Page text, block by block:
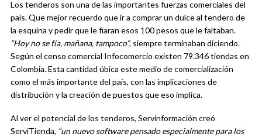
Los tenderos son una de las importantes fuerzas comerciales del
país. Que mejor recuerdo que ir a comprar un dulce al tendero de
la esquina y pedir que le fiaran esos 100 pesos que le faltaban.
“Hoy no se fía, mañana, tampoco”, siempre terminaban diciendo.
Según el censo comercial Infocomercio existen 79.346 tiendas en
Colombia. Esta cantidad úbica este medio de comercialización
como el más importante del país, con las implicaciones de
distribución y la creación de puestos que eso implica.
Al ver el potencial de los tenderos, Servinformación creó
ServiTienda, “un nuevo software pensado especialmente para los